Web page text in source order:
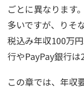
ごとに異なります
多いですが、りそ
税込み年収100万
行やPayPay銀行は
この章では、年収